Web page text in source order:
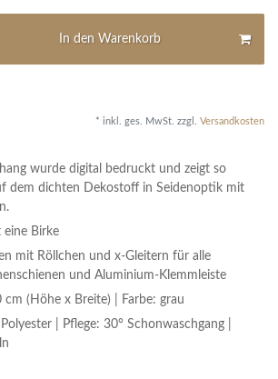
In den Warenkorb
* inkl. ges. MwSt. zzgl. Versandkosten
wurde digital bedruckt und zeigt so
dem dichten Dekostoff in Seidenoptik mit
eine Birke
mit Röllchen und x-Gleitern für alle
und Aluminium-Klemmleiste
cm (Höhe x Breite) | Farbe: grau
| Pflege: 30° Schonwaschgang |